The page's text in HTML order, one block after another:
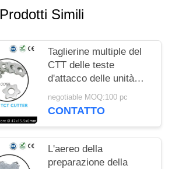
Prodotti Simili
Taglierine multiple del
CTT delle teste
d'attacco delle unità
degli scarificatori della
piattaforma della
negotiable MOQ:100 pc
CONTATTO
L'aereo della
preparazione della